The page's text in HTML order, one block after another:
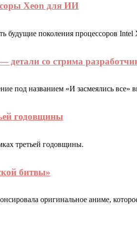
Xeon для ИИ
будущие поколения процессоров
детали со стрима
под названием «И засмеялись
годовщины
третьей годовщины.
битвы»
оригинальное аниме,